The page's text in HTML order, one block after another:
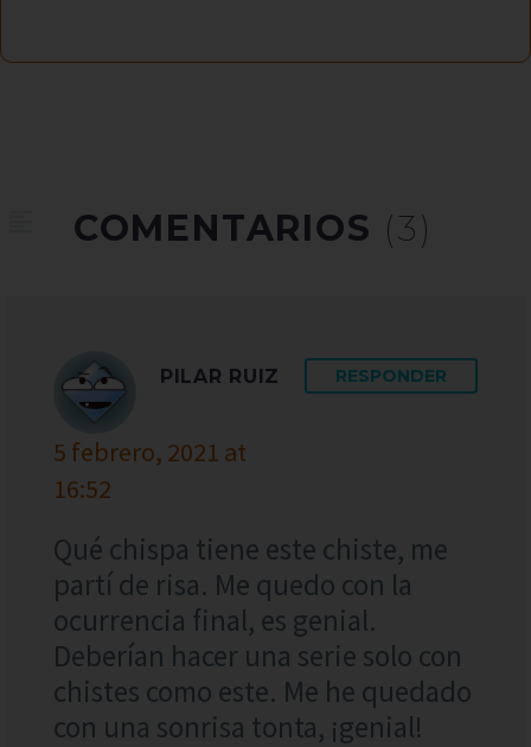
COMENTARIOS (3)
PILAR RUIZ
5 febrero, 2021 at
16:52
RESPONDER
Qué chispa tiene este chiste, me
partí de risa. Me quedo con la
ocurrencia final, es genial.
Deberían hacer una serie solo con
chistes como este. Me he quedado
con una sonrisa tonta, ¡genial!